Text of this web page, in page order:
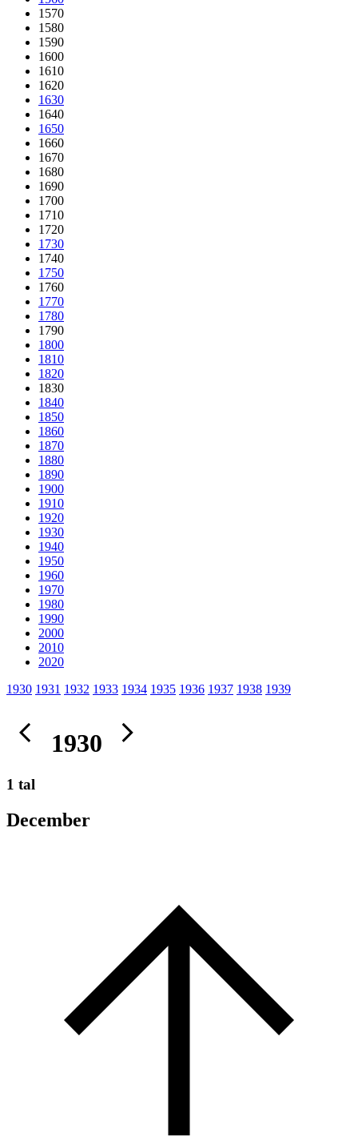
1570
1580
1590
1600
1610
1620
1630
1640
1650
1660
1670
1680
1690
1700
1710
1720
1730
1740
1750
1760
1770
1780
1790
1800
1810
1820
1830
1840
1850
1860
1870
1880
1890
1900
1910
1920
1930
1940
1950
1960
1970
1980
1990
2000
2010
2020
1930 1931 1932 1933 1934 1935 1936 1937 1938 1939
1930
1 tal
December